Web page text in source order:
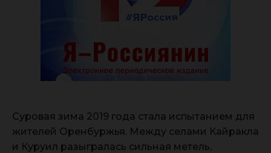
Суровая зима 2019 года стала испытанием для
жителей Оренбуржья. Между селами Кайракла
и Куруил разыгралась сильная метель,